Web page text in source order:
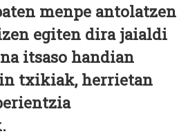
menpe antolatzen
egiten dira jaialdi
itsaso handian
txikiak, herrietan